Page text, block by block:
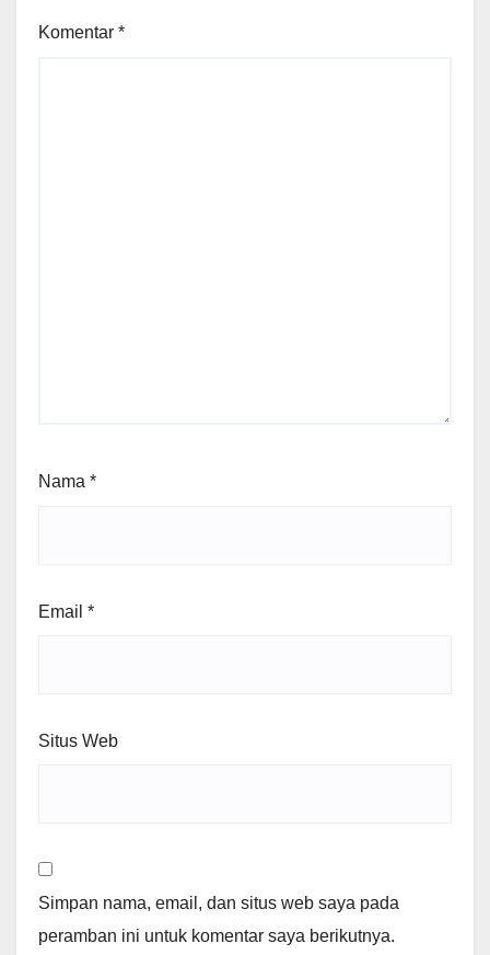
Komentar *
Nama *
Email *
Situs Web
Simpan nama, email, dan situs web saya pada
peramban ini untuk komentar saya berikutnya.